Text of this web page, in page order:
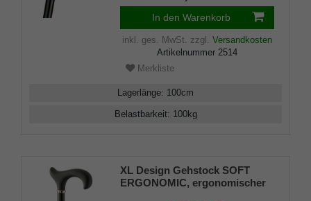
Stock aus schwarz lackiertem
Buchenholz, inklusiv Elegant-
Gummipuffer.
In den Warenkorb
inkl. ges. MwSt. zzgl. Versandkosten
Artikelnummer 2514
Merkliste
Lagerlänge: 100cm
Belastbarkeit: 100kg
XL Design Gehstock SOFT
ERGONOMIC, ergonomischer